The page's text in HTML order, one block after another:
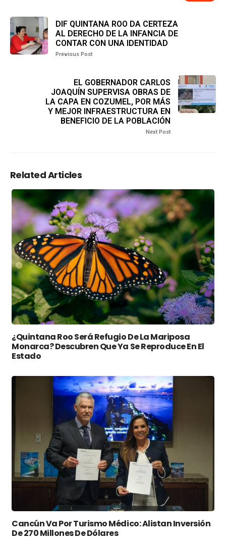
DIF QUINTANA ROO DA CERTEZA
AL DERECHO DE LA INFANCIA DE
CONTAR CON UNA IDENTIDAD
Previous Post
EL GOBERNADOR CARLOS
JOAQUÍN SUPERVISA OBRAS DE
LA CAPA EN COZUMEL, POR MÁS
Y MEJOR INFRAESTRUCTURA EN
BENEFICIO DE LA POBLACIÓN
Next Post
Related Articles
¿Quintana Roo Será Refugio De La Mariposa
Monarca? Descubren Que Ya Se Reproduce En El
Estado
Cancún Va Por Turismo Médico: Alistan Inversión
De 270 Millones De Dólares